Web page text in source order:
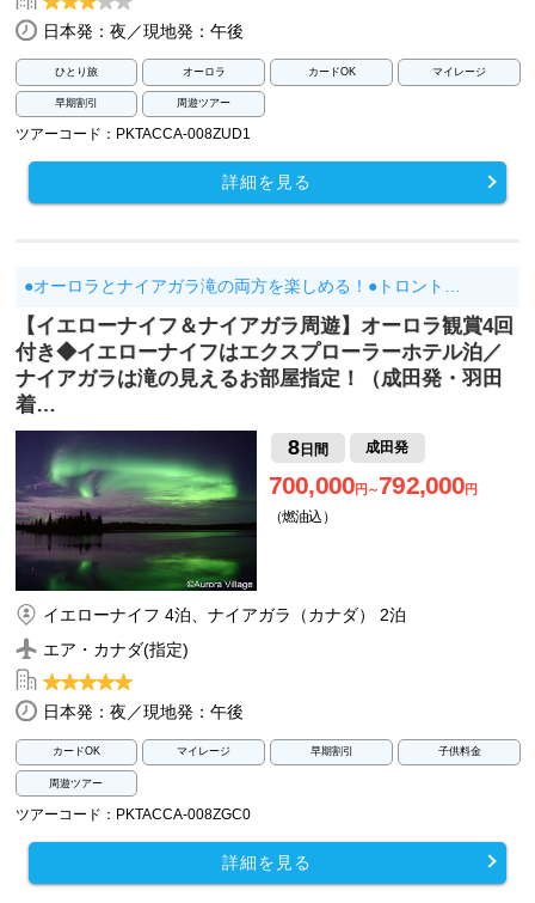
日本発：夜／現地発：午後
ひとり旅 オーロラ カードOK マイレージ
早期割引 周遊ツアー
ツアーコード：PKTACCA-008ZUD1
詳細を見る
●オーロラとナイアガラ滝の両方を楽しめる！●トロント…
【イエローナイフ＆ナイアガラ周遊】オーロラ観賞4回
付き◆イエローナイフはエクスプローラーホテル泊／
ナイアガラは滝の見えるお部屋指定！（成田発・羽田
着…
8日間 成田発
700,000円～792,000円
（燃油込）
イエローナイフ 4泊、ナイアガラ（カナダ） 2泊
エア・カナダ(指定)
日本発：夜／現地発：午後
カードOK マイレージ 早期割引 子供料金
周遊ツアー
ツアーコード：PKTACCA-008ZGC0
詳細を見る